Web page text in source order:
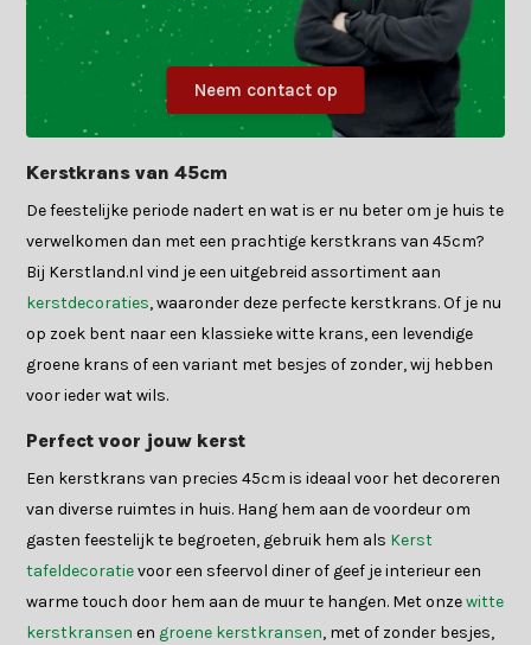
Neem contact op
Kerstkrans van 45cm
De feestelijke periode nadert en wat is er nu beter om je huis te
verwelkomen dan met een prachtige kerstkrans van 45cm?
Bij Kerstland.nl vind je een uitgebreid assortiment aan
kerstdecoraties, waaronder deze perfecte kerstkrans. Of je nu
op zoek bent naar een klassieke witte krans, een levendige
groene krans of een variant met besjes of zonder, wij hebben
voor ieder wat wils.
Perfect voor jouw kerst
Een kerstkrans van precies 45cm is ideaal voor het decoreren
van diverse ruimtes in huis. Hang hem aan de voordeur om
gasten feestelijk te begroeten, gebruik hem als Kerst
tafeldecoratievoor een sfeervol diner of geef je interieur een
warme touch door hem aan de muur te hangen. Met onzewitte
kerstkransen en groene kerstkransen, met of zonder besjes,